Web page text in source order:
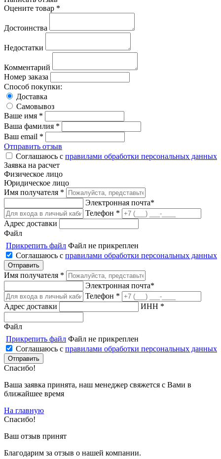
Оцените товар *
Достоинства
Недостатки
Комментарий
Номер заказа
Способ покупки:
Доставка
Самовывоз
Ваше имя *
Ваша фамилия *
Ваш email *
Отправить отзыв
Соглашаюсь с правилами обработки персональных данных
Заявка на расчет
Физическое лицо
Юридическое лицо
Имя получателя *
Электронная почта*
Телефон *
Адрес доставки
Файл
Прикрепить файл Файл не прикреплен
Соглашаюсь с правилами обработки персональных данных
Имя получателя *
Электронная почта*
Телефон *
Адрес доставки
ИНН *
Файл
Прикрепить файл Файл не прикреплен
Соглашаюсь с правилами обработки персональных данных
Спасибо!
Ваша заявка принята, наш менеджер свяжется с Вами в
ближайшее время
На главную
Спасибо!
Ваш отзыв принят
Благодарим за отзыв о нашей компании.